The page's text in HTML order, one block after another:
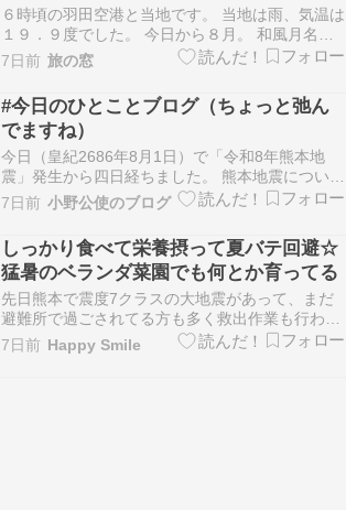
６時頃の羽田空港と当地です。 当地は雨、気温は
１９．９度でした。 今日から８月。 和風月名で
言えば『葉月』です。 旧暦では、季節や行事に合
わせた和風月名でその月々を呼んでいましたが、
新暦になっても呼び名は旧暦＝新暦と考え使われ
ています。 そのため、現在の季節感とは１～２ヶ
月ほど…
7日前 旅の窓
#今日のひとことブログ（ちょっと弛ん
でますね）
今日（皇紀2686年8月1日）で「令和8年熊本地
震」発生から四日経ちました。 熊本地震について
取りあげようと思ったけど…その前に、比較的近
いところでの地震発生について取りあげます。今
日午前11時48分頃、青森県東方沖を震源地とす
る、最大震度4、地震の規模はマグニチュード
（M）5…
7日前 小野公使のブログ
しっかり食べて栄養摂って夏バテ回避☆
猛暑のベランダ菜園でも何とか育ってる
先日熊本で震度7クラスの大地震があって、まだ
避難所で過ごされてる方も多く救出作業も行われ
ているさなか、今度は北海道、青森、岩手で震度
4 M5.8の地震速報もう今年は西から東まで、どこ
7日前 Happy Smile